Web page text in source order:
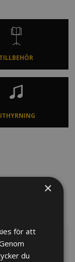
TILLBEHÖR
×
för att
du